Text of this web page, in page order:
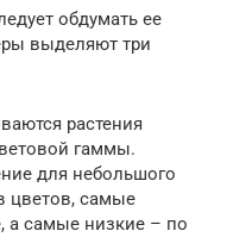
обдумать ее
выделяют три
растения
гаммы.
для небольшого
цветов, самые
а самые низкие – по